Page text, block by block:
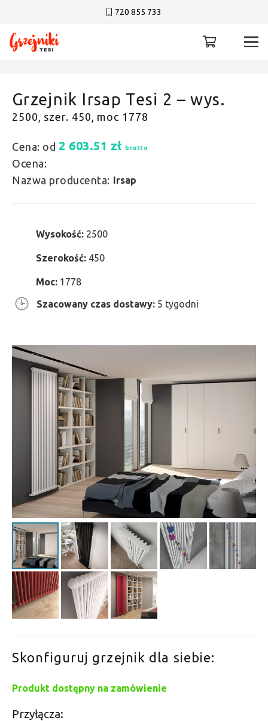
720 855 733
Grzejnik Irsap Tesi 2 – wys.
2500, szer. 450, moc 1778
Cena: od 2 603.51 zł brutto
Ocena:
Nazwa producenta: Irsap
Wysokość: 2500
Szerokość: 450
Moc: 1778
Szacowany czas dostawy: 5 tygodni
Skonfiguruj grzejnik dla siebie:
Produkt dostępny na zamówienie
Przyłącza: